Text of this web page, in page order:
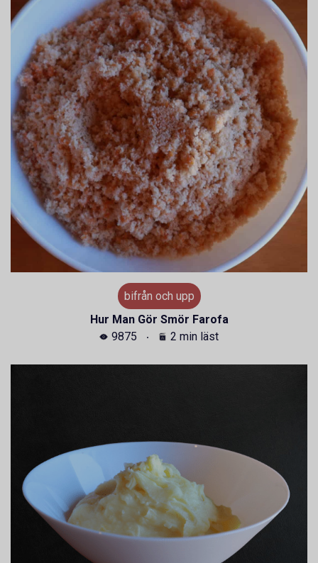
bifrån och upp
Hur Man Gör Smör Farofa
9875
2 min läst